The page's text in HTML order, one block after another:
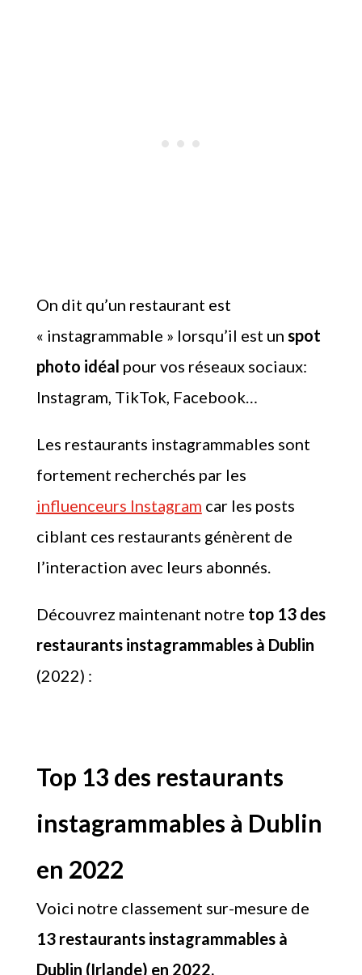
On dit qu’un restaurant est
« instagrammable » lorsqu’il est un spot
photo idéal pour vos réseaux sociaux:
Instagram, TikTok, Facebook…
Les restaurants instagrammables sont
fortement recherchés par les
influenceurs Instagram car les posts
ciblant ces restaurants génèrent de
l’interaction avec leurs abonnés.
Découvrez maintenant notre top 13 des
restaurants instagrammables à Dublin
(2022) :
Top 13 des restaurants
instagrammables à Dublin
en 2022
Voici notre classement sur-mesure de
13 restaurants instagrammables à
Dublin (Irlande) en 2022.